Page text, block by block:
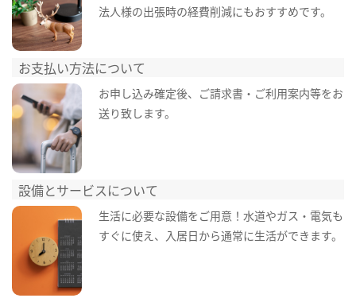
法人様の出張時の経費削減にもおすすめです。
お支払い方法について
お申し込み確定後、ご請求書・ご利用案内等をお
送り致します。
設備とサービスについて
生活に必要な設備をご用意！水道やガス・電気も
すぐに使え、入居日から通常に生活ができます。